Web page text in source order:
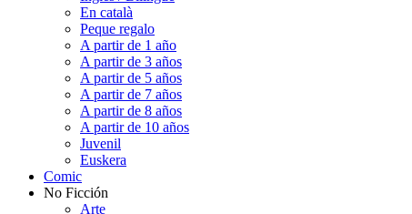
En català
Peque regalo
A partir de 1 año
A partir de 3 años
A partir de 5 años
A partir de 7 años
A partir de 8 años
A partir de 10 años
Juvenil
Euskera
Comic
No Ficción
Arte